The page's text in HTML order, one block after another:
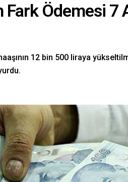
Fark Ödemesi 7
12 bin 500 liraya